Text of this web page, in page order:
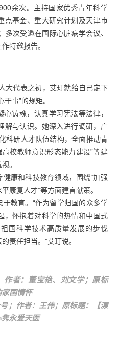
余次。主持国家优秀青年科学
点基金、重大研究计划及天津市
次受邀在国际心脏病学会议、
特邀报告。
大代表之初，艾玎就给自己定下
事”的规矩。
铸魂，认真学习宪法等法律，
解与认识。她深入进行调研，广
科研人才队伍结构，全面推动青
校教师意识形态能力建设”等建
。
康和科技教育领域，围绕“加强
康复人才”等方面建言献策。
教育。“作为留学归国的众多学
，怀抱着对科学的热情和中国式
国科学技术高质量发展的步伐
责任担当。”艾玎说。
作者：董宝艳、刘文学；原标
国情怀
；作者：王伟；原标题：【漂
永爱天医